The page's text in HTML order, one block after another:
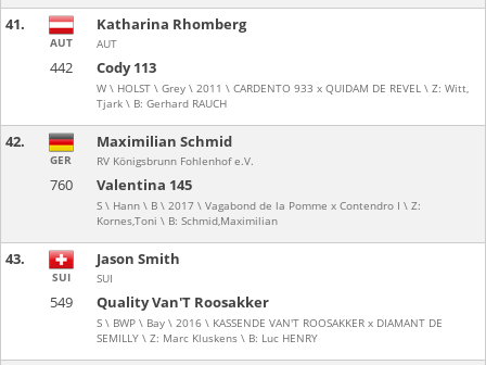
41.
442 Cody 113
W \ HOLST \ Grey \ 2011 \ CARDENTO 933 x QUIDAM DE REVEL \ Z: Witt,
Tjark \ B: Gerhard RAUCH
AUT
Katharina Rhomberg
AUT
42.
760 Valentina 145
S \ Hann \ B \ 2017 \ Vagabond de la Pomme x Contendro I \ Z:
Kornes,Toni \ B: Schmid,Maximilian
GER
Maximilian Schmid
RV Königsbrunn Fohlenhof e.V.
43.
549 Quality Van'T Roosakker
S \ BWP \ Bay \ 2016 \ KASSENDE VAN'T ROOSAKKER x DIAMANT DE
SEMILLY \ Z: Marc Kluskens \ B: Luc HENRY
SUI
Jason Smith
SUI